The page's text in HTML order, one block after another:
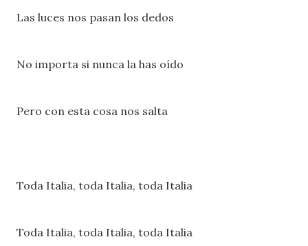
Las luces nos pasan los dedos
No importa si nunca la has oído
Pero con esta cosa nos salta
Toda Italia, toda Italia, toda Italia
Toda Italia, toda Italia, toda Italia